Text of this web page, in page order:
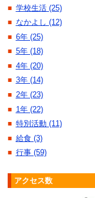
■ 学校生活 (25)
■ なかよし (12)
■ 6年 (25)
■ 5年 (18)
■ 4年 (20)
■ 3年 (14)
■ 2年 (23)
■ 1年 (22)
■ 特別活動 (11)
■ 給食 (3)
■ 行事 (59)
アクセス数